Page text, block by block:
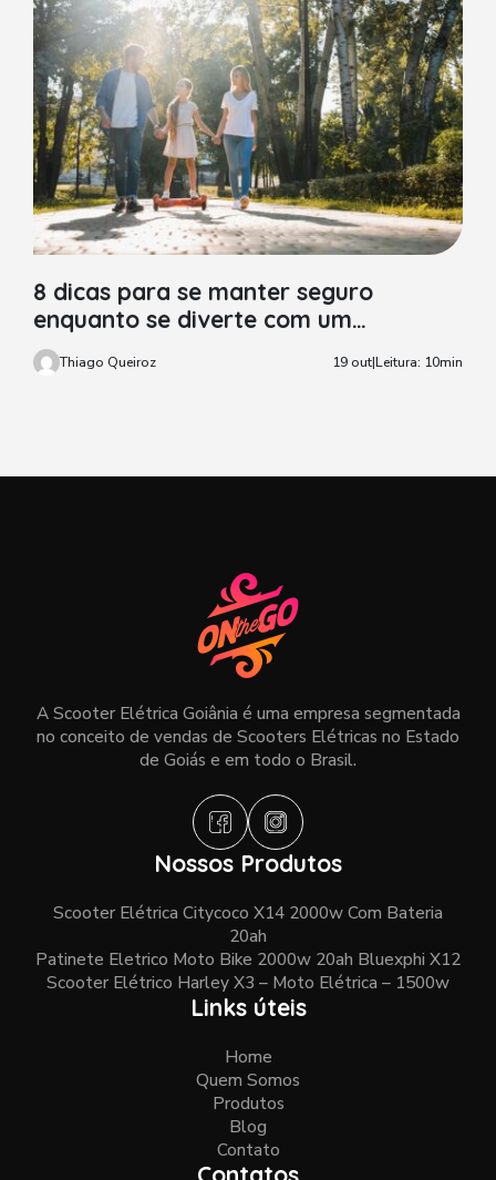
8 dicas para se manter seguro
enquanto se diverte com um
hoverboard
Thiago Queiroz 19 out|Leitura: 10min
A Scooter Elétrica Goiânia é uma empresa segmentada
no conceito de vendas de Scooters Elétricas no Estado
de Goiás e em todo o Brasil.
Nossos Produtos
Scooter Elétrica Citycoco X14 2000w Com Bateria
20ah
Patinete Eletrico Moto Bike 2000w 20ah Bluexphi X12
Scooter Elétrico Harley X3 – Moto Elétrica – 1500w
Links úteis
Home
Quem Somos
Produtos
Blog
Contato